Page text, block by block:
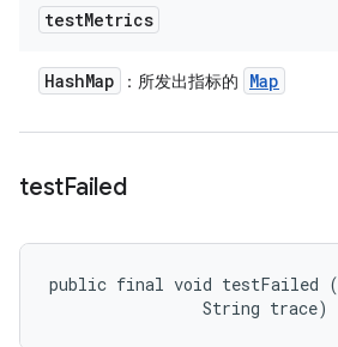
testMetrics
HashMap ：所发出指标的 Map
testFailed
public final void testFailed (
                String trace)